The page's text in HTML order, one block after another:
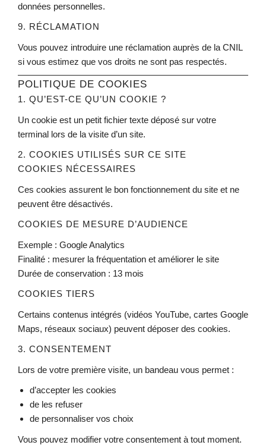
données personnelles.
9. RÉCLAMATION
Vous pouvez introduire une réclamation auprès de la CNIL
si vous estimez que vos droits ne sont pas respectés.
POLITIQUE DE COOKIES
1. QU’EST-CE QU’UN COOKIE ?
Un cookie est un petit fichier texte déposé sur votre
terminal lors de la visite d’un site.
2. COOKIES UTILISÉS SUR CE SITE
COOKIES NÉCESSAIRES
Ces cookies assurent le bon fonctionnement du site et ne
peuvent être désactivés.
COOKIES DE MESURE D’AUDIENCE
Exemple : Google Analytics
Finalité : mesurer la fréquentation et améliorer le site
Durée de conservation : 13 mois
COOKIES TIERS
Certains contenus intégrés (vidéos YouTube, cartes Google
Maps, réseaux sociaux) peuvent déposer des cookies.
3. CONSENTEMENT
Lors de votre première visite, un bandeau vous permet :
d’accepter les cookies
de les refuser
de personnaliser vos choix
Vous pouvez modifier votre consentement à tout moment.